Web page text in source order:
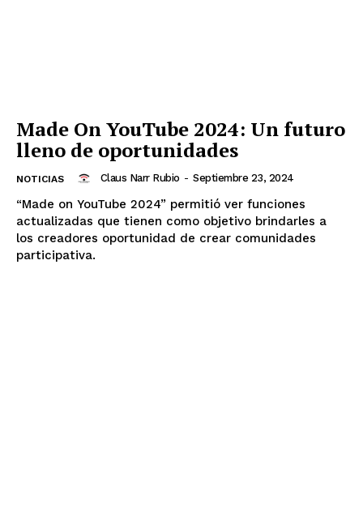
Made On YouTube 2024: Un futuro
lleno de oportunidades
NOTICIAS Claus Narr Rubio - Septiembre 23, 2024
“Made on YouTube 2024” permitió ver funciones
actualizadas que tienen como objetivo brindarles a
los creadores oportunidad de crear comunidades
participativa.